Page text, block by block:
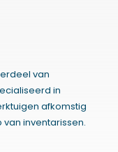
van
in
afkomstig
inventarissen.